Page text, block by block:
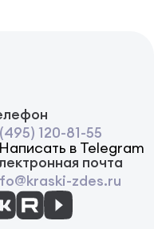
120-81-55
Написать в Telegram
почта
zdes.ru